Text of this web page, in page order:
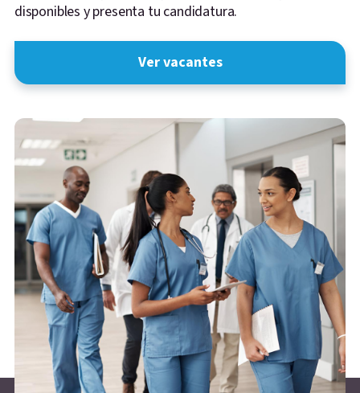
disponibles y presenta tu candidatura.
Ver vacantes